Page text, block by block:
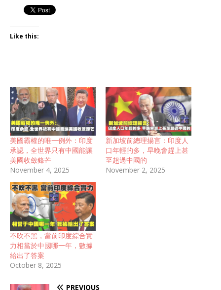
Like this:
美國霸權的唯一例外：印度
承認，全世界只有中國能讓
美國收斂鋒芒
November 4, 2025
新加坡前總理揚言：印度人
口年輕的多，早晚會趕上甚
至超過中國的
November 2, 2025
不吹不黑，當前印度綜合實
力相當於中國哪一年，數據
給出了答案
October 8, 2025
PREVIOUS